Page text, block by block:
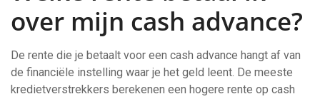
over mijn cash advance?
De rente die je betaalt voor een cash advance hangt af van
de financiële instelling waar je het geld leent. De meeste
kredietverstrekkers berekenen een hogere rente op cash